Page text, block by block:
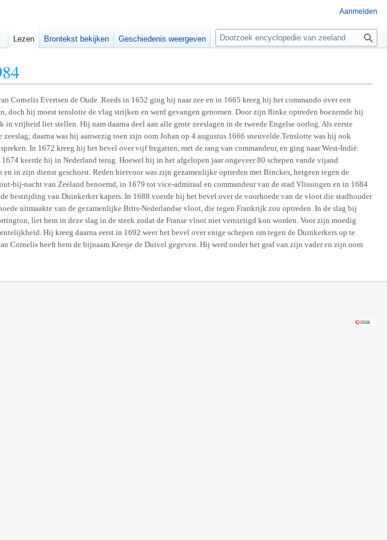
Evertsen de Oude. Reeds in 1652 ging hij naar zee en in 1665 kreeg hij het commando over een
doch hij moest tenslotte de vlag strijken en werd gevangen genomen. Door zijn flinke optreden boezemde hij
vrijheid liet stellen. Hij nam daarna deel aan alle grote zeeslagen in de tweede Engelse oorlog. Als eerste
daarna was hij aanwezig toen zijn oom Johan op 4 augustus 1666 sneuvelde.Tenslotte was hij ook
In 1672 kreeg hij het bevel over vijf fregatten, met de rang van commandeur, en ging naar West-Indië.
keerde hij in Nederland terug. Hoewel hij in het afgelopen jaar ongeveer 80 schepen vande vijand
in zijn dienst geschorst. Reden hiervoor was zijn gezamenlijke optreden met Binckes, hetgeen tegen de
bij-nacht van Zeeland benoemd, in 1679 tot vice-admiraal en commandeur van de stad Vlissingen en in 1684
bestrijding van Duinkerker kapers. In 1688 voerde hij het bevel over de voorhoede van de vloot die stadhouder
uitmaakte van de gezamenlijke Brits-Nederlandse vloot, die tegen Frankrijk zou optreden. In de slag bij
liet hem in deze slag in de steek zodat de Franse vloot niet vernietigd kon worden. Voor zijn moedig
Hij kreeg daarna eerst in 1692 weer het bevel over enige schepen om tegen de Duinkerkers op te
Cornelis heeft hem de bijnaam Keesje de Duivel gegeven. Hij werd onder het graf van zijn vader en zijn oom
Aanmelden
Lezen Brontekst bekijken Geschiedenis weergeven
Z
e